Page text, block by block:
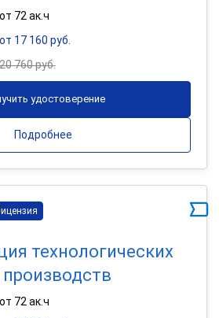
от 72 ак.ч
от 17 160 руб.
760 руб.
удостоверение
Подробнее
технологических
от 72 ак.ч